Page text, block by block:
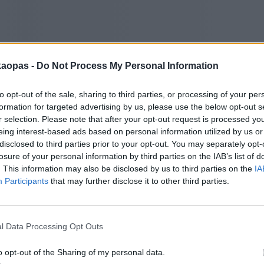
- Do Not Process My Personal Information
opt-out of the sale, sharing to third parties, or processing of your
for targeted advertising by us, please use the below opt-out
selection. Please note that after your opt-out request is processed
interest-based ads based on personal information utilized by us
to third parties prior to your opt-out. You may separately
of your personal information by third parties on the IAB’s list of
This information may also be disclosed by us to third parties on the
Participants that may further disclose it to other third parties.
Data Processing Opt Outs
opt-out of the Sharing of my personal data.
muissakin Saksan kaupungeissa, on siellä S-Bahn- ja U-
verkosto on tiheä, niin että miltei mistä osasta kaupunkia
tai mukavuudenhaluaan turvautumaan taksiin.
alueella maan alla, ovat ne sen verran usein myös maan
Paikallisjunamaisista S-bahn-junista ja metromaisista U-bahn-
liikennevälineitä kuten turisteja kiinnostavat lautat ja
alussa 2018, eikä niihin näin ollen ole muutamaan